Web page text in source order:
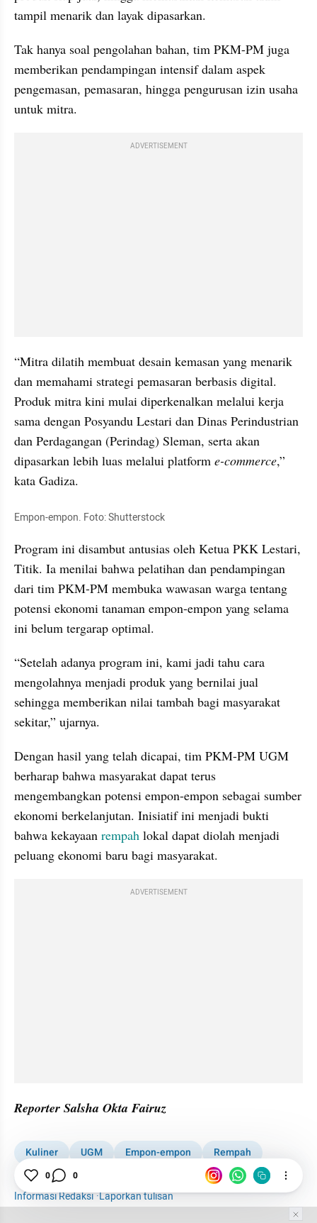
tampil menarik dan layak dipasarkan.
Tak hanya soal pengolahan bahan, tim PKM-PM juga
memberikan pendampingan intensif dalam aspek
pengemasan, pemasaran, hingga pengurusan izin usaha
untuk mitra.
ADVERTISEMENT
“Mitra dilatih membuat desain kemasan yang menarik
dan memahami strategi pemasaran berbasis digital.
Produk mitra kini mulai diperkenalkan melalui kerja
sama dengan Posyandu Lestari dan Dinas Perindustrian
dan Perdagangan (Perindag) Sleman, serta akan
dipasarkan lebih luas melalui platform e-commerce,”
kata Gadiza.
Empon-empon. Foto: Shutterstock
Program ini disambut antusias oleh Ketua PKK Lestari,
Titik. Ia menilai bahwa pelatihan dan pendampingan
dari tim PKM-PM membuka wawasan warga tentang
potensi ekonomi tanaman empon-empon yang selama
ini belum tergarap optimal.
“Setelah adanya program ini, kami jadi tahu cara
mengolahnya menjadi produk yang bernilai jual
sehingga memberikan nilai tambah bagi masyarakat
sekitar,” ujarnya.
Dengan hasil yang telah dicapai, tim PKM-PM UGM
berharap bahwa masyarakat dapat terus
mengembangkan potensi empon-empon sebagai sumber
ekonomi berkelanjutan. Inisiatif ini menjadi bukti
bahwa kekayaan rempah lokal dapat diolah menjadi
peluang ekonomi baru bagi masyarakat.
ADVERTISEMENT
Reporter Salsha Okta Fairuz
Kuliner UGM Empon-empon
Rempah
Permen
Informasi Redaksi·Laporkan tulisan
0 0